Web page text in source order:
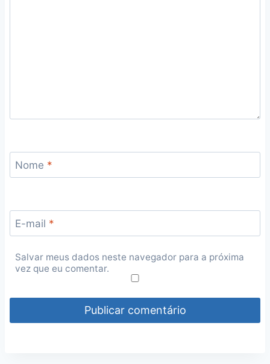
Nome *
E-mail *
Salvar meus dados neste navegador para a próxima
vez que eu comentar.